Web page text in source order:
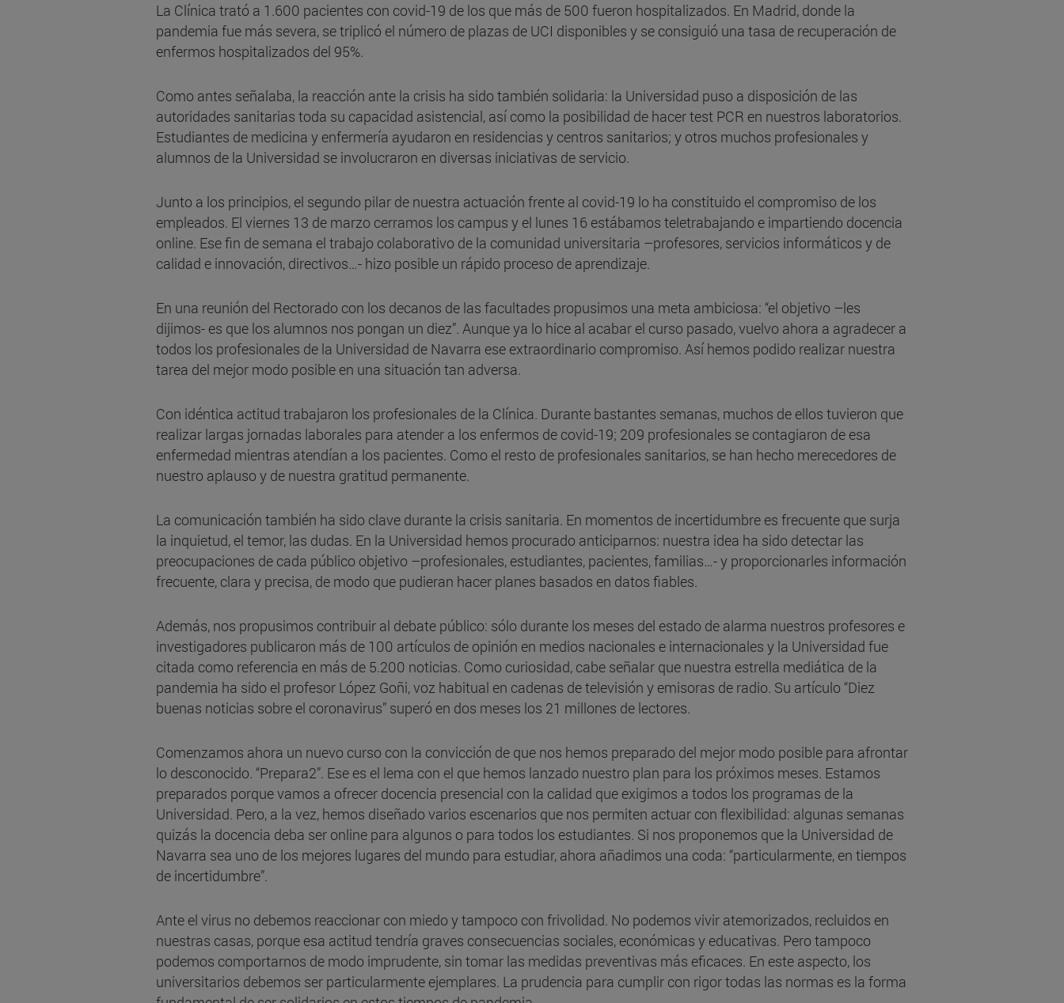
La Clínica trató a 1.600 pacientes con covid-19 de los que más de 500 fueron hospitalizados. En Madrid, donde la
pandemia fue más severa, se triplicó el número de plazas de UCI disponibles y se consiguió una tasa de recuperación de
enfermos hospitalizados del 95%.
Como antes señalaba, la reacción ante la crisis ha sido también solidaria: la Universidad puso a disposición de las
autoridades sanitarias toda su capacidad asistencial, así como la posibilidad de hacer test PCR en nuestros laboratorios.
Estudiantes de medicina y enfermería ayudaron en residencias y centros sanitarios; y otros muchos profesionales y
alumnos de la Universidad se involucraron en diversas iniciativas de servicio.
Junto a los principios, el segundo pilar de nuestra actuación frente al covid-19 lo ha constituido el compromiso de los
empleados. El viernes 13 de marzo cerramos los campus y el lunes 16 estábamos teletrabajando e impartiendo docencia
online. Ese fin de semana el trabajo colaborativo de la comunidad universitaria –profesores, servicios informáticos y de
calidad e innovación, directivos…- hizo posible un rápido proceso de aprendizaje.
En una reunión del Rectorado con los decanos de las facultades propusimos una meta ambiciosa: “el objetivo –les
dijimos- es que los alumnos nos pongan un diez”. Aunque ya lo hice al acabar el curso pasado, vuelvo ahora a agradecer a
todos los profesionales de la Universidad de Navarra ese extraordinario compromiso. Así hemos podido realizar nuestra
tarea del mejor modo posible en una situación tan adversa.
Con idéntica actitud trabajaron los profesionales de la Clínica. Durante bastantes semanas, muchos de ellos tuvieron que
realizar largas jornadas laborales para atender a los enfermos de covid-19; 209 profesionales se contagiaron de esa
enfermedad mientras atendían a los pacientes. Como el resto de profesionales sanitarios, se han hecho merecedores de
nuestro aplauso y de nuestra gratitud permanente.
La comunicación también ha sido clave durante la crisis sanitaria. En momentos de incertidumbre es frecuente que surja
la inquietud, el temor, las dudas. En la Universidad hemos procurado anticiparnos: nuestra idea ha sido detectar las
preocupaciones de cada público objetivo –profesionales, estudiantes, pacientes, familias…- y proporcionarles información
frecuente, clara y precisa, de modo que pudieran hacer planes basados en datos fiables.
Además, nos propusimos contribuir al debate público: sólo durante los meses del estado de alarma nuestros profesores e
investigadores publicaron más de 100 artículos de opinión en medios nacionales e internacionales y la Universidad fue
citada como referencia en más de 5.200 noticias. Como curiosidad, cabe señalar que nuestra estrella mediática de la
pandemia ha sido el profesor López Goñi, voz habitual en cadenas de televisión y emisoras de radio. Su artículo “Diez
buenas noticias sobre el coronavirus” superó en dos meses los 21 millones de lectores.
Comenzamos ahora un nuevo curso con la convicción de que nos hemos preparado del mejor modo posible para afrontar
lo desconocido. “Prepara2”. Ese es el lema con el que hemos lanzado nuestro plan para los próximos meses. Estamos
preparados porque vamos a ofrecer docencia presencial con la calidad que exigimos a todos los programas de la
Universidad. Pero, a la vez, hemos diseñado varios escenarios que nos permiten actuar con flexibilidad: algunas semanas
quizás la docencia deba ser online para algunos o para todos los estudiantes. Si nos proponemos que la Universidad de
Navarra sea uno de los mejores lugares del mundo para estudiar, ahora añadimos una coda: “particularmente, en tiempos
de incertidumbre”.
Ante el virus no debemos reaccionar con miedo y tampoco con frivolidad. No podemos vivir atemorizados, recluidos en
nuestras casas, porque esa actitud tendría graves consecuencias sociales, económicas y educativas. Pero tampoco
podemos comportarnos de modo imprudente, sin tomar las medidas preventivas más eficaces. En este aspecto, los
universitarios debemos ser particularmente ejemplares. La prudencia para cumplir con rigor todas las normas es la forma